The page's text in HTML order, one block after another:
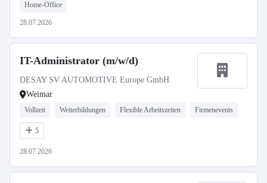
Home-Office
28.07.2026
IT-Administrator (m/w/d)
DESAY SV AUTOMOTIVE Europe GmbH
Weimar
Vollzeit Weiterbildungen Flexible Arbeitszeiten Firmenevents
5
28.07.2026